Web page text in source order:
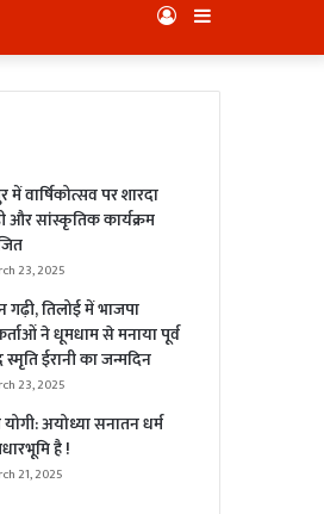
Log
In
में वार्षिकोत्सव पर शारदा
और सांस्कृतिक कार्यक्रम
23, 2025
गढ़ी, तिलोई में भाजपा
ने धूमधाम से मनाया पूर्व
ईरानी का जन्मदिन
23, 2025
अयोध्या सनातन धर्म
है !
21, 2025